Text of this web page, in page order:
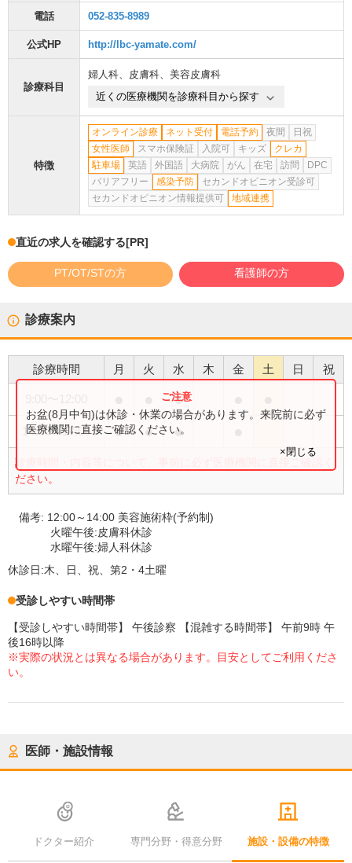
電話 052-835-8989
公式HP http://lbc-yamate.com/
診療科目
婦人科、 皮膚科、 美容皮膚科
近くの医療機関を診療科目から探す
特徴
オンライン診療 ネット受付 電話予約 夜間
日祝
女性医師
スマホ保険証 入院可 キッズ
クレカ
駐車場
英語 外国語 大病院 がん 在宅 訪問
DPC
バリアフリー
感染予防
セカンドオピニオン受診可
セカンドオピニオン情報提供可
地域連携
直近の求人を確認する[PR]
PT/OT/STの方 看護師の方
診療案内
診療時間 月 火 水 木 金 土 日 祝
●
14:00〜17:00 ● ● ●
診療時間・内容等について、事前に必ず医療機関に直接ご確認く
ださい。
お盆(8月中旬)は休診・休業の場合があります。来院前に必ず
医療機関に直接ご確認ください。
×閉じる
備考: 12:00～14:00 美容施術枠(予約制)
火曜午後:皮膚科休診
水曜午後:婦人科休診
休診日:木、日、祝、第2・4土曜
受診しやすい時間帯
【受診しやすい時間帯】 午後診察 【混雑する時間帯】 午前9時 午
後16時以降
※実際の状況とは異なる場合があります。目安としてご利用くださ
い。
医師・施設情報
ドクター紹介 専門分野・得意分野 施設・設備の特徴